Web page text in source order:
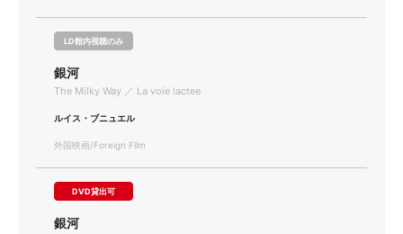
LD館内視聴のみ
銀河
The Milky Way ／ La voie lactee
ルイス・ブニュエル
外国映画/Foreign Film
DVD貸出可
銀河